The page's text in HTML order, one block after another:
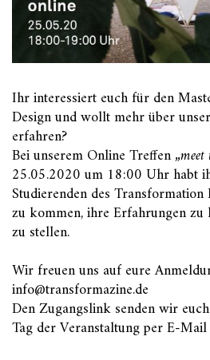
Ihr interessiert euch für den
Design und wollt mehr über
erfahren?
Bei unserem Online Treffen
25.05.2020 um 18:00 Uhr habt
Studierenden des Transformation
zu kommen, ihre Erfahrungen zu
zu stellen.
Wir freuen uns auf eure
info@transformazine.de
Den Zugangslink senden wir
Tag der Veranstaltung per E-